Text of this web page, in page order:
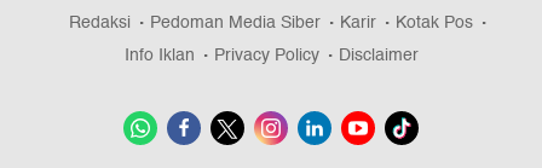
Redaksi Pedoman Media Siber Karir
Kotak Pos
Info Iklan
Privacy Policy Disclaimer